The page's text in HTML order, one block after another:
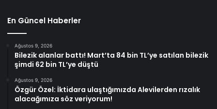
En Güncel Haberler
Ağustos 9, 2026
Bilezik alanlar battı! Mart’ta 84 bin TL’ye satılan bilezik
şimdi 62 bin TL’ye düştü
Ağustos 9, 2026
Özgür Özel: İktidara ulaştığımızda Alevilerden rızalık
alacağımıza söz veriyorum!